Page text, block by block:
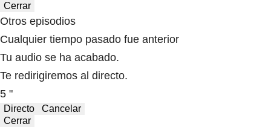
Cerrar
Otros episodios
Cualquier tiempo pasado fue anterior
Tu audio se ha acabado.
Te redirigiremos al directo.
5 "
Directo
Cancelar
Cerrar